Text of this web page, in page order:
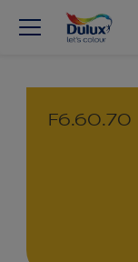
F6.60.70